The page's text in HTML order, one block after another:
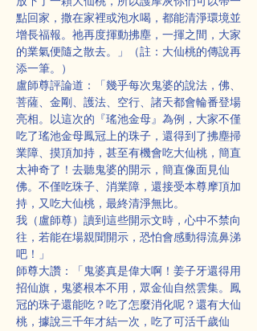
點回家，撒在家裡或泡水喝，都能清淨環境並
增長福報。祂再度揮動拂塵，一揮之間，大家
的業氣便隨之散去。」（註：大仙桃的傳說再
添一筆。）
盧師尊評論道：「幾乎每次鬼婆的說法，佛、
菩薩、金剛、護法、空行、諸天都會輪番登場
亮相。以這次的『瑤池金母』為例，大家不僅
吃了瑤池金母鳳冠上的珠子，還得到了拂塵掃
業障、摸頂加持，甚至有機會吃大仙桃，簡直
太神奇了！去聽鬼婆的開示，簡直像面見仙
佛。不僅吃珠子、消業障，還接受本尊摩頂加
持，又吃大仙桃，最終清淨無比。
我（盧師尊）讀到這些開示文時，心中不禁向
往，若能在場親聞開示，恐怕會感動得流鼻涕
吧！」
師尊大讚：「鬼婆真是偉大啊！姜子牙還得用
招仙旗，鬼婆根本不用，眾金仙自然雲集。鳳
冠的珠子還能吃？吃了怎麼消化呢？還有大仙
桃，據說三千年才結一次，吃了可活千歲仙